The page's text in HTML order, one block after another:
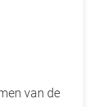
van de